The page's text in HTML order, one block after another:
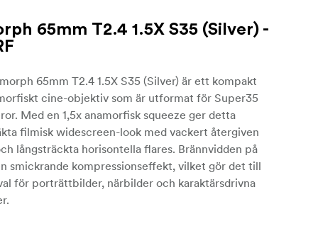
65mm T2.4 1.5X S35 (Silver) -
65mm T2.4 1.5X S35 (Silver) är ett kompakt
cine-objektiv som är utformat för Super35
Med en 1,5x anamorfisk squeeze ger detta
filmisk widescreen-look med vackert återgiven
långsträckta horisontella flares. Brännvidden på
smickrande kompressionseffekt, vilket gör det till
för porträttbilder, närbilder och karaktärsdrivna